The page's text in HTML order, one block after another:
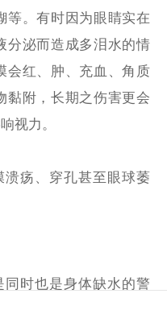
等。有时因为眼睛实在
分泌而造成多泪水的情
会红、肿、充血、角质
黏附，长期之伤害更会
视力。
疡、穿孔甚至眼球萎
时也是身体缺水的警
生，要让身体的水分保